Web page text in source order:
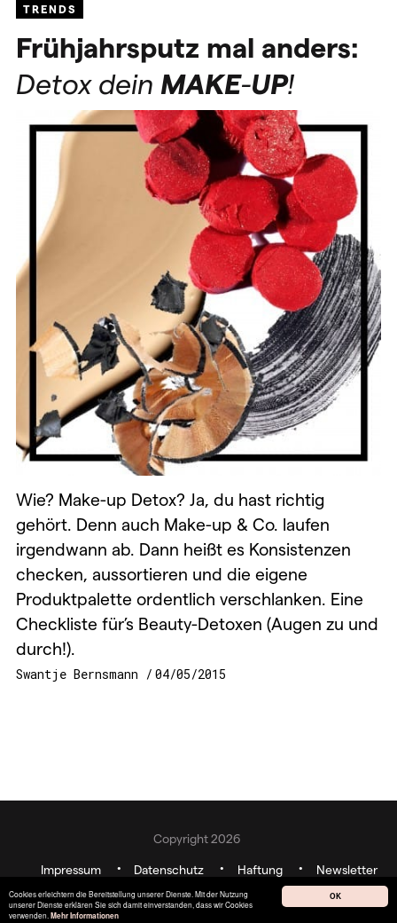
OK
Cookies erleichtern die Bereitstellung unserer Dienste. Mit der Nutzung
unserer Dienste erklären Sie sich damit einverstanden, dass wir Cookies
verwenden.Mehr Informationen
TRENDS
Frühjahrsputz mal anders:
Detox dein MAKE-UP!
Wie? Make-up Detox? Ja, du hast richtig
gehört. Denn auch Make-up & Co. laufen
irgendwann ab. Dann heißt es Konsistenzen
checken, aussortieren und die eigene
Produktpalette ordentlich verschlanken. Eine
Checkliste für’s Beauty-Detoxen (Augen zu und
durch!).
Swantje Bernsmann 04/05/2015
Copyright 2026
Impressum Datenschutz Haftung
Newsletter
Kontakt
Werbung